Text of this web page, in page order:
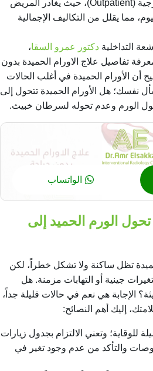
التداخلية كإجراءات خارجية (Outpatient)، حيث يغادر المريض
مما يقلل من التكاليف الإجمالية
التداخلية دكتور عمرو السقا،
تفاصيل علاج الاورام الحميدة بدون
أن الأورام الحميدة في أغلب الحالات
نفسك؛ هل الأورام الحميدة تتحول إلى
الورم وعدم تحوله لسرطان خبيث.
الواتساب
الورم الحميد إلى
تظل ساكنة ولا تشكل خطراً، لكن
جينية أو التهابات مزمنة. هل
الإجابة هي نعم في حالات قليلة جداً،
إليك أهم النصائح:
للوقاية؛ وتعني الالتزام بجدول زيارات
والتأكد من عدم وجود تغير في